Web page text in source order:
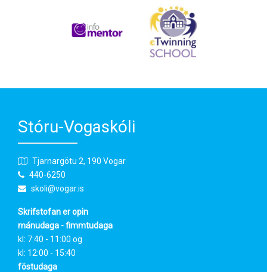
Stóru-Vogaskóli
Tjarnargötu 2, 190 Vogar
440-6250
skoli@vogar.is
Skrifstofan er opin
mánudaga - fimmtudaga
kl: 7:40 - 11:00 og
kl: 12:00 - 15:40
föstudaga